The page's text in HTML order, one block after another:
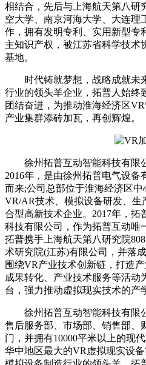
相结合，先后与上海航天第八研
空大学、南京河海大学、大连理
作，拥有发明专利、实用新型专
主知识产权，被江苏省科学技术
基地。
时代铸就梦想，战略成就未
行业的领头羊企业，拓普人始终
团结奋进，为推动淮海经济区
产业集群添砖加瓦，再创辉煌。
徐州拓普互动智能科技有限公
2016年，是由徐州拓普电气设
而来;公司总部位于淮海经济区
VR/AR技术、模拟设备研发、生
合型高新技术企业。2017年，
科技有限公司，作为拓普互动唯
拓普携手上海航天第八研究院
术研究院(江苏)有限公司，并落
围绕VR产业技术创新链，打造
成果转化、产业技术服务等活动
台，强力推动虚拟现实技术的产
徐州拓普互动智能科技有限公
售后服务部、市场部、销售部、
门，并拥有10000平米以上的现
华中地区最大的VR虚拟现实设